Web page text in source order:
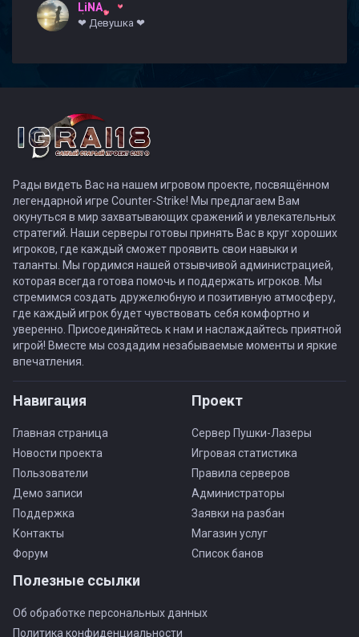
LiNA
❤ Девушка ❤
Рады видеть Вас на нашем игровом проекте, посвящённом
легендарной игре Counter-Strike! Мы предлагаем Вам
окунуться в мир захватывающих сражений и увлекательных
стратегий. Наши серверы готовы принять Вас в круг хороших
игроков, где каждый сможет проявить свои навыки и
таланты. Мы гордимся нашей отзывчивой администрацией,
которая всегда готова помочь и поддержать игроков. Мы
стремимся создать дружелюбную и позитивную атмосферу,
где каждый игрок будет чувствовать себя комфортно и
уверенно. Присоединяйтесь к нам и наслаждайтесь приятной
игрой! Вместе мы создадим незабываемые моменты и яркие
впечатления.
Навигация
Главная страница
Новости проекта
Пользователи
Демо записи
Поддержка
Контакты
Форум
Проект
Сервер Пушки-Лазеры
Игровая статистика
Правила серверов
Администраторы
Заявки на разбан
Магазин услуг
Список банов
Полезные ссылки
Об обработке персональных данных
Политика конфиденциальности